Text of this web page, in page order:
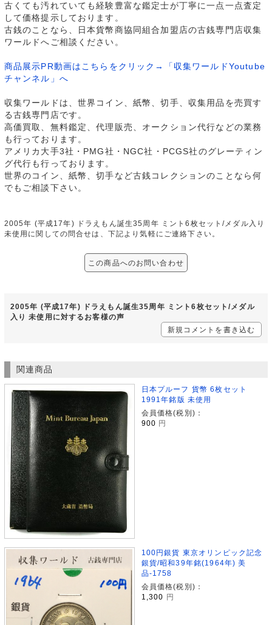
古くても汚れていても経験豊富な鑑定士が丁寧に一点一点査定
して価格提示しております。
古銭のことなら、日本貨幣商協同組合加盟店の古銭専門店収集
ワールドへご相談ください。
商品展示PR動画はこちらをクリック→「収集ワールドYoutube
チャンネル」へ
収集ワールドは、世界コイン、紙幣、切手、収集用品を売買す
る古銭専門店です。
高価買取、無料鑑定、代理販売、オークション代行などの業務
も行っております。
アメリカ大手3社・PMG社・NGC社・PCGS社のグレーティン
グ代行も行っております。
世界のコイン、紙幣、切手など古銭コレクションのことなら何
でもご相談下さい。
2005年 (平成17年) ドラえもん誕生35周年 ミント6枚セット/メダル入り
未使用に関しての問合せは、下記より気軽にご連絡下さい。
この商品へのお問い合わせ
2005年 (平成17年) ドラえもん誕生35周年 ミント6枚セット/メダル
入り 未使用に対するお客様の声
新規コメントを書き込む
関連商品
日本プルーフ 貨幣 6枚セット
1991年銘版 未使用
会員価格(税別)：
900 円
100円銀貨 東京オリンピック記念
銀貨/昭和39年銘(1964年) 美
品-1758
会員価格(税別)：
1,300
円